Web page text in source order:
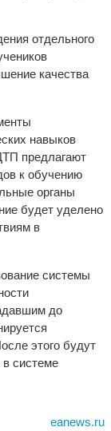
отдельного
качества
навыков
предлагают
к обучению
органы
будет уделено
в
системы
до
этого будут
системе
eanews.ru